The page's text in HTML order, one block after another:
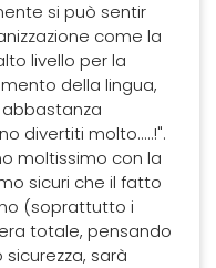
si può sentir
come la
livello per la
della lingua,
divertiti molto.....!".
moltissimo con la
sicuri che il fatto
(soprattutto i
totale, pensando
sarà